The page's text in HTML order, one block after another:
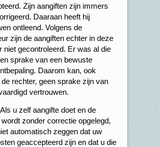
Zijn aangiften zijn immers
Daaraan heeft hij
ontleend. Volgens de
zijn de aangiften echter in deze
niet gecontroleerd. Er was al die
sprake van een bewuste
Daarom kan, ook
rechter, geen sprake zijn van
vertrouwen.
Als u zelf aangifte doet en de
zonder correctie opgelegd,
automatisch zeggen dat uw
geaccepteerd zijn en dat u die